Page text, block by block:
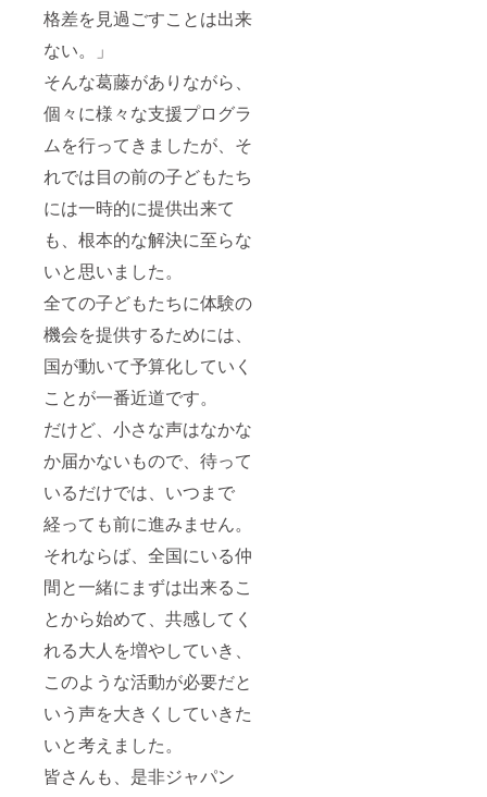
格差を見過ごすことは出来
ない。」
そんな葛藤がありながら、
個々に様々な支援プログラ
ムを行ってきましたが、そ
れでは目の前の子どもたち
には一時的に提供出来て
も、根本的な解決に至らな
いと思いました。
全ての子どもたちに体験の
機会を提供するためには、
国が動いて予算化していく
ことが一番近道です。
だけど、小さな声はなかな
か届かないもので、待って
いるだけでは、いつまで
経っても前に進みません。
それならば、全国にいる仲
間と一緒にまずは出来るこ
とから始めて、共感してく
れる大人を増やしていき、
このような活動が必要だと
いう声を大きくしていきた
いと考えました。
皆さんも、是非ジャパン